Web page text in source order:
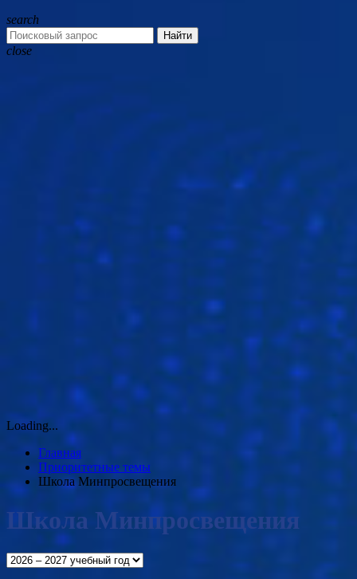
search
Найти
close
Loading...
Главная
Приоритетные темы
Школа Минпросвещения
Школа Минпросвещения